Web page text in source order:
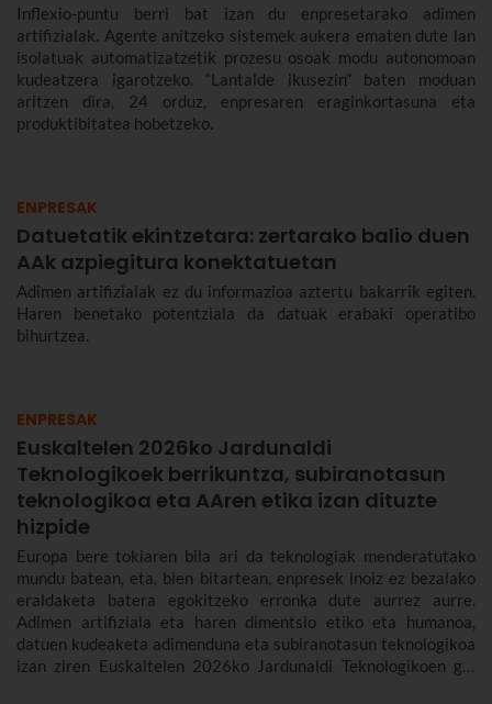
Inflexio-puntu berri bat izan du enpresetarako adimen
artifizialak. Agente anitzeko sistemek aukera ematen dute lan
isolatuak automatizatzetik prozesu osoak modu autonomoan
kudeatzera igarotzeko. “Lantalde ikusezin” baten moduan
aritzen dira, 24 orduz, enpresaren eraginkortasuna eta
produktibitatea hobetzeko.
ENPRESAK
Datuetatik ekintzetara: zertarako balio duen
AAk azpiegitura konektatuetan
Adimen artifizialak ez du informazioa aztertu bakarrik egiten.
Haren benetako potentziala da datuak erabaki operatibo
bihurtzea.
ENPRESAK
Euskaltelen 2026ko Jardunaldi
Teknologikoek berrikuntza, subiranotasun
teknologikoa eta AAren etika izan dituzte
hizpide
Europa bere tokiaren bila ari da teknologiak menderatutako
mundu batean, eta, bien bitartean, enpresek inoiz ez bezalako
eraldaketa batera egokitzeko erronka dute aurrez aurre.
Adimen artifiziala eta haren dimentsio etiko eta humanoa,
datuen kudeaketa adimenduna eta subiranotasun teknologikoa
izan ziren Euskaltelen 2026ko Jardunaldi Teknologikoen gai